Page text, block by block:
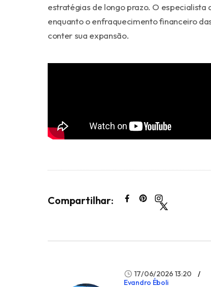
estratégias de longo prazo. O
enquanto o enfraquecimento financeiro
conter sua expansão.
Compartilhar:
17/06/2026 13:20
Evandro Éboli